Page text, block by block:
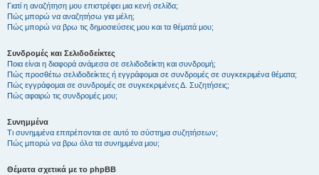
Γιατί η αναζήτηση μου επιστρέφει μια κενή σελίδα;
Πώς μπορώ να αναζητήσω για μέλη;
Πώς μπορώ να βρω τις δημοσιεύσεις μου και τα θέματά μου;
Συνδρομές και Σελιδοδείκτες
Ποια είναι η διαφορά ανάμεσα σε σελιδοδείκτη και συνδρομή;
Πώς προσθέτω σελιδοδείκτες ή εγγράφομαι σε συνδρομές σε συγκεκριμένα θέματα;
Πώς εγγράφομαι σε συνδρομές σε συγκεκριμένες Δ. Συζητήσεις;
Πώς αφαιρώ τις συνδρομές μου;
Συνημμένα
Τι συνημμένα επιτρέπονται σε αυτό το σύστημα συζητήσεων;
Πώς μπορώ να βρω όλα τα συνημμένα μου;
Θέματα σχετικά με το phpBB